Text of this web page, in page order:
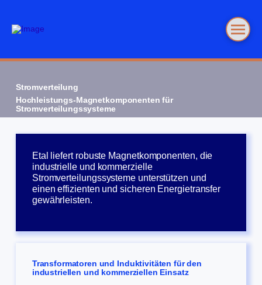
Stromverteilung
Hochleistungs-Magnetkomponenten für
Stromverteilungssysteme
Etal liefert robuste Magnetkomponenten, die
industrielle und kommerzielle
Stromverteilungssysteme unterstützen und
einen effizienten und sicheren Energietransfer
gewährleisten.
Transformatoren und Induktivitäten für den
industriellen und kommerziellen Einsatz